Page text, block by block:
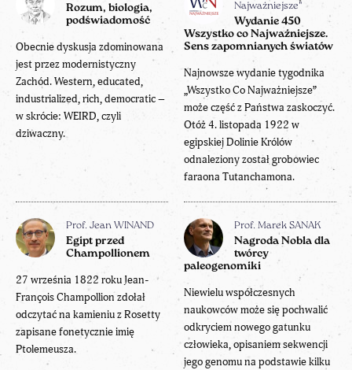
Rozum, biologia,
podświadomość
Obecnie dyskusja zdominowana
jest przez modernistyczny
Zachód. Western, educated,
industrialized, rich, democratic –
w skrócie: WEIRD, czyli
dziwaczny.
Najważniejsze"
Wydanie 450
Wszystko co Najważniejsze.
Sens zapomnianych światów
Najnowsze wydanie tygodnika
„Wszystko Co Najważniejsze”
może część z Państwa zaskoczyć.
Otóż 4. listopada 1922 w
egipskiej Dolinie Królów
odnaleziony został grobowiec
faraona Tutanchamona.
Prof. Jean WINAND
Egipt przed
Champollionem
27 września 1822 roku Jean-
François Champollion zdołał
odczytać na kamieniu z Rosetty
zapisane fonetycznie imię
Ptolemeusza.
Prof. Marek SANAK
Nagroda Nobla dla
twórcy
paleogenomiki
Niewielu współczesnych
naukowców może się pochwalić
odkryciem nowego gatunku
człowieka, opisaniem sekwencji
jego genomu na podstawie kilku